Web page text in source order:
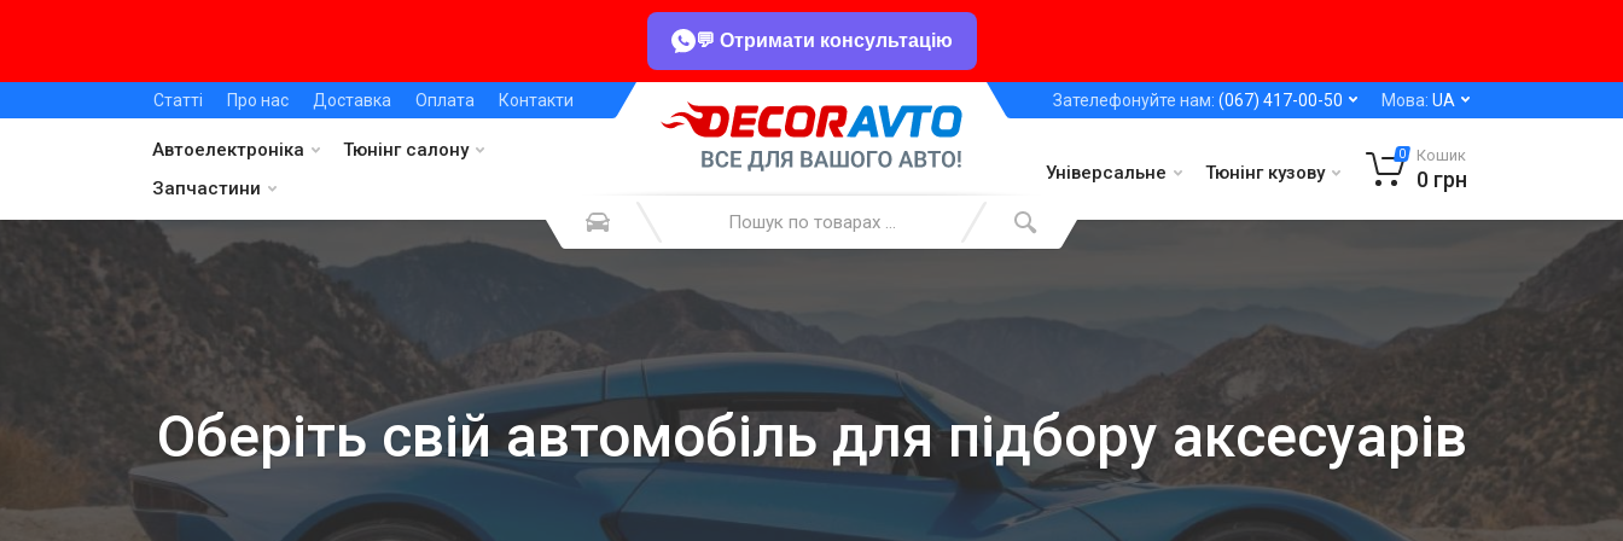
💬 Отримати консультацію
Статті Про нас Доставка Оплата Контакти Зателефонуйте нам: (067) 417-00-50 Мова: UA
Автоелектроніка
Тюнінг салону
Запчастини
Універсальне Тюнінг кузову
0 Кошик
0 грн
Оберіть свій автомобіль для підбору аксесуарів